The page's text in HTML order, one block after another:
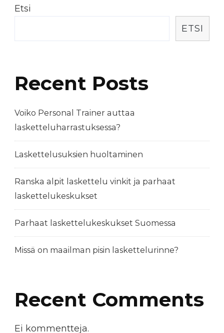
Etsi
ETSI
Recent Posts
Voiko Personal Trainer auttaa
lasketteluharrastuksessa?
Laskettelusuksien huoltaminen
Ranska alpit laskettelu vinkit ja parhaat
laskettelukeskukset
Parhaat laskettelukeskukset Suomessa
Missä on maailman pisin laskettelurinne?
Recent Comments
Ei kommentteja.